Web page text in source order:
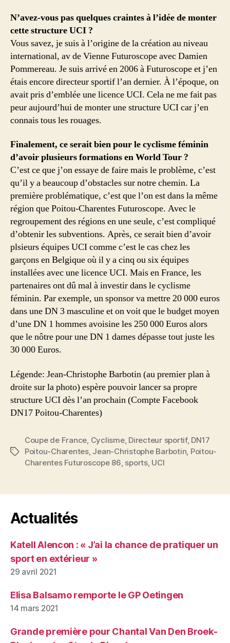
N’avez-vous pas quelques craintes à l’idée de monter
cette structure UCI ?
Vous savez, je suis à l’origine de la création au niveau
international, av de Vienne Futuroscope avec Damien
Pommereau. Je suis arrivé en 2006 à Futuroscope et j’en
étais encore directeur sportif l’an dernier. À l’époque, on
avait pris d’emblée une licence UCI. Cela ne me fait pas
peur aujourd’hui de monter une structure UCI car j’en
connais tous les rouages.
Finalement, ce serait bien pour le cyclisme féminin
d’avoir plusieurs formations en World Tour ?
C’est ce que j’on essaye de faire mais le problème, c’est
qu’il y a beaucoup d’obstacles sur notre chemin. La
première problématique, c’est que l’on est dans la même
région que Poitou-Charentes Futuroscope. Avec le
regroupement des régions en une seule, c’est compliqué
d’obtenir les subventions. Après, ce serait bien d’avoir
plsieurs équipes UCI comme c’est le cas chez les
garçons en Belgique où il y a cinq ou six équipes
installées avec une licence UCI. Mais en France, les
partenaires ont dû mal à investir dans le cyclisme
féminin. Par exemple, un sponsor va mettre 20 000 euros
dans une DN 3 masculine et on voit que le budget moyen
d’une DN 1 hommes avoisine les 250 000 Euros alors
que le nôtre pour une DN 1 dames dépasse tout juste les
30 000 Euros.
Légende: Jean-Christophe Barbotin (au premier plan à
droite sur la photo) espère pouvoir lancer sa propre
structure UCI dès l’an prochain (Compte Facebook
DN17 Poitou-Charentes)
Étiquettes
Coupe de France, Cyclisme, Directeur sportif, DN17
Poitou-Charentes, Jean-Christophe Barbotin, Poitou-
Charentes Futuroscope 86, sports, UCI
Actualités
Katell Alencon : « J’ai la chance de pratiquer un
sport en extérieur »
29 avril 2021
Elisa Balsamo remporte le GP Oetingen
14 mars 2021
Grande première pour Chantal Van Den Broek-